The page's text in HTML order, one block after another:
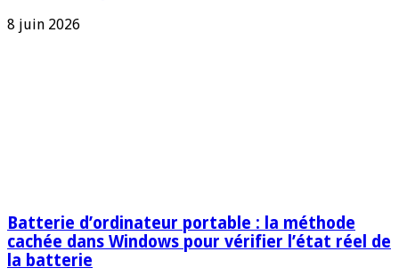
8 juin 2026
Batterie d’ordinateur portable : la méthode
cachée dans Windows pour vérifier l’état réel de
la batterie